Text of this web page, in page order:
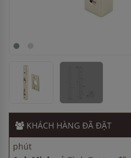
KHÁCH HÀNG ĐÃ ĐẶT
Chị Tuyết
-ở Cần Thơ đã
giờ
Anh Tuấn
45 phút
Anh Minh-ở Cần Thơ đã
phút
Anh Minh-ở Bình Dương đã
phút